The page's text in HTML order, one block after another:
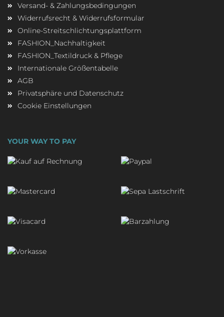
Versand- & Zahlungsbedingungen
Widerrufsrecht & Widerrufsformular
Online-Streitschlichtungsplattform
FASHION_Nachhaltigkeit
FASHION_Textildruck & Pflege
Internationale Größentabelle
AGB
Privatsphäre und Datenschutz
Cookie Einstellungen
YOUR WAY TO PAY